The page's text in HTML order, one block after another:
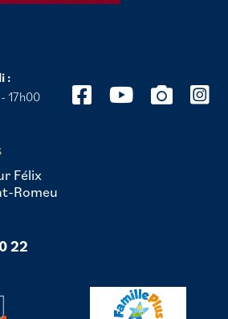
:
17h00
Félix
Romeu
22